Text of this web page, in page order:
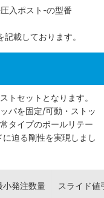
入ポスト-の型番
載しております。
トセットとなります。
パを固定/可動・ストッ
タイプのボールリテー
迫る剛性を実現しまし
小発注数量 スライド値